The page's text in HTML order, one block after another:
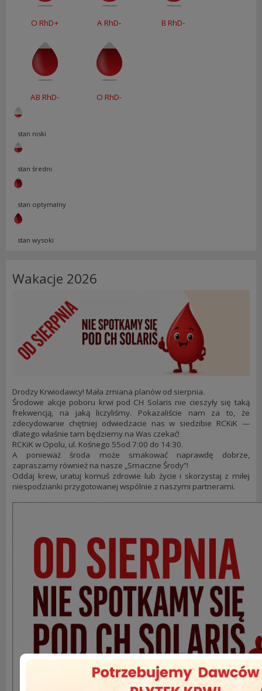
O RhD+ A RhD- B RhD-
AB RhD- O RhD-
stan niski
stan średni
stan optymalny
stan wysoki
Wakacje 2026
Drodzy Krwiodawcy! Mała zmiana planów od sierpnia.
Środowe akcje poboru krwi pod CH Solaris nie cieszyły się taką
frekwencją, na jaką liczyliśmy. Pokazaliście nam za to, że
zdecydowanie chętniej odwiedzacie nas w siedzibie RCKiK —
dlatego właśnie tam będziemy na Was czekać!
RCKiK w Opolu, ul. Kośnego 55od 7:00 do 14:30.
A ponieważ środa może smakować naprawdę dobrze,
zapraszamy również na nasze „Smaczne Środy”!
Oddaj krew, uratuj komuś zdrowie lub życie i skorzystaj z miłej
niespodzianki przygotowanej wspólnie z naszymi partnerami.